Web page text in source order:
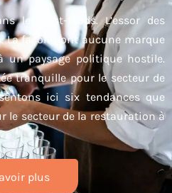
les fast-foods. L’essor des
La façon dont aucune marque
un paysage politique hostile.
tranquille pour le secteur de
ici six tendances que
le secteur de la restauration à
plus